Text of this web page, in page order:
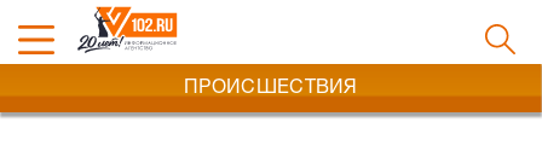
ПРОИСШЕСТВИЯ